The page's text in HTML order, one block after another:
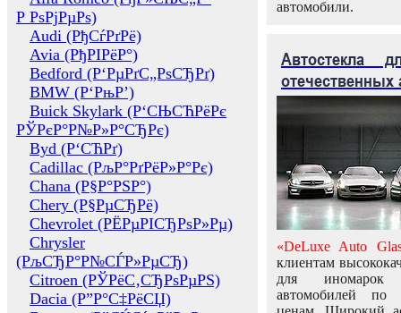
Р РѕРјРµРѕ)
Audi (РђСѓРґРё)
Avia (РђРІРёР°)
Bedford (Р‘РµРґС„РѕСЂРґ)
BMW (Р‘РњР’)
Buick Skylark (Р‘СЊСЋРёРє
РЎРєР°Р№Р»Р°СЂРє)
Byd (Р‘СЋРґ)
Cadillac (РљР°РґРёР»Р°Рє)
Chana (Р§Р°РЅР°)
Chery (Р§РµСЂРё)
Chevrolet (РЁРµРІСЂРѕР»Рµ)
Chrysler
(РљСЂР°Р№СЃР»РµСЂ)
Citroen (РЎРёС‚СЂРѕРµРЅ)
Dacia (Р”Р°С‡РёСЏ)
автомобили.
Автостекла
отечественных
«DeLuxe Auto
клиентам
для иномарок
автомобилей